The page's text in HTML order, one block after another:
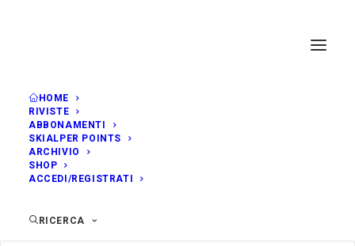
HOME
RIVISTE
ABBONAMENTI
SKIALPER POINTS
ARCHIVIO
SHOP
ACCEDI/REGISTRATI
RICERCA